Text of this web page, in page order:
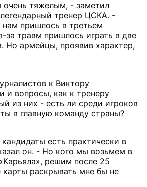
очень тяжелым, - заметил
тренер ЦСКА. -
нам пришлось в третьем
за травм пришлось играть в две
Но армейцы, проявив характер,
к Виктору
и вопросы, как к тренеру
из них - есть ли среди игроков
в главную команду страны?
есть практически в
он. - Но кого мы возьмем в
решим после 25
карты раскрывать мне бы не